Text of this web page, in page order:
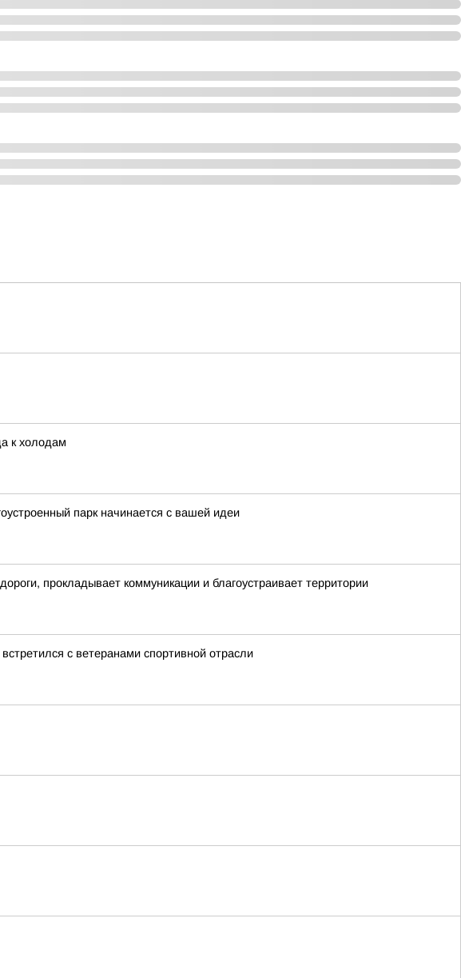
к холодам
парк начинается с вашей идеи
прокладывает коммуникации и благоустраивает территории
с ветеранами спортивной отрасли